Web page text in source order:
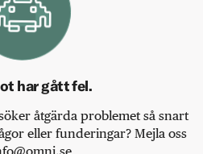
har gått fel.
åtgärda problemet så snart
eller funderingar? Mejla oss